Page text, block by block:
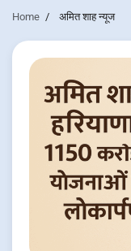
Home अमित शाह न्यूज